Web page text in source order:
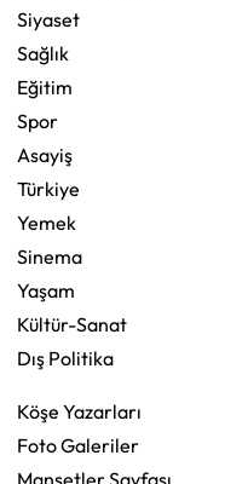
Siyaset
Sağlık
Eğitim
Spor
Asayiş
Türkiye
Yemek
Sinema
Yaşam
Kültür-Sanat
Dış Politika
Köşe Yazarları
Foto Galeriler